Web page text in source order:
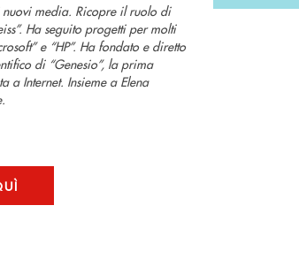
media. Ricopre il ruolo di
Ha seguito progetti per molti
e “HP”. Ha fondato e diretto
di “Genesio”, la prima
a Internet. Insieme a Elena